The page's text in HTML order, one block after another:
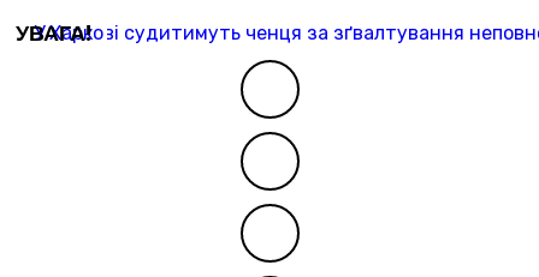
до
УВАГА!
У Харкові судитимуть ченця за зґвалтування